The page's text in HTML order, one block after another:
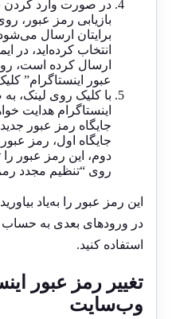
در صورت وارد کردن
بازیابی رمز عبور،
برایتان ارسال
انتخاب کرده‌اید، در
ارسال کرده است،
عبور اینستاگرام”
با کلیک روی لینک،
اینستاگرام هدایت
جایگاه رمز عبور جدید
جایگاه اول، رمز
دوم، این رمز عبور
روی “تنظیم مجدد
این رمز عبور را به‌یاد
در ورود‌های بعدی به حساب
استفاده کنید.
تغییر رمز عبور
وب‌سایت